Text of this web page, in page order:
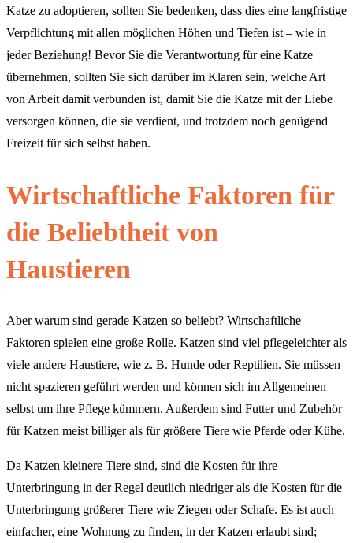
Katze zu adoptieren, sollten Sie bedenken, dass dies eine langfristige
Verpflichtung mit allen möglichen Höhen und Tiefen ist – wie in
jeder Beziehung! Bevor Sie die Verantwortung für eine Katze
übernehmen, sollten Sie sich darüber im Klaren sein, welche Art
von Arbeit damit verbunden ist, damit Sie die Katze mit der Liebe
versorgen können, die sie verdient, und trotzdem noch genügend
Freizeit für sich selbst haben.
Wirtschaftliche Faktoren für
die Beliebtheit von
Haustieren
Aber warum sind gerade Katzen so beliebt? Wirtschaftliche
Faktoren spielen eine große Rolle. Katzen sind viel pflegeleichter als
viele andere Haustiere, wie z. B. Hunde oder Reptilien. Sie müssen
nicht spazieren geführt werden und können sich im Allgemeinen
selbst um ihre Pflege kümmern. Außerdem sind Futter und Zubehör
für Katzen meist billiger als für größere Tiere wie Pferde oder Kühe.
Da Katzen kleinere Tiere sind, sind die Kosten für ihre
Unterbringung in der Regel deutlich niedriger als die Kosten für die
Unterbringung größerer Tiere wie Ziegen oder Schafe. Es ist auch
einfacher, eine Wohnung zu finden, in der Katzen erlaubt sind;